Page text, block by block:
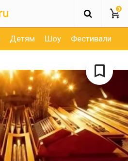
0
Детям Шоу Фестивали